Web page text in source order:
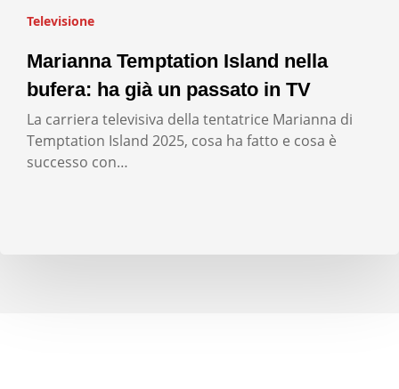
Televisione
Marianna Temptation Island nella
bufera: ha già un passato in TV
La carriera televisiva della tentatrice Marianna di
Temptation Island 2025, cosa ha fatto e cosa è
successo con…